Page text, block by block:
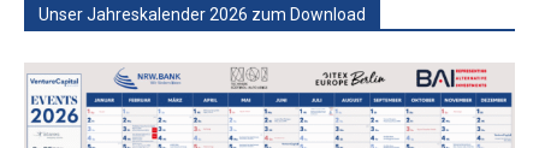
Unser Jahreskalender 2026 zum Download